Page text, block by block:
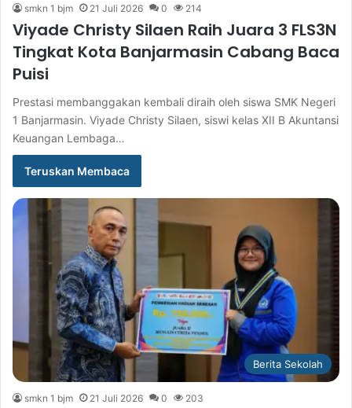
smkn 1 bjm 21 Juli 2026 0 214
Viyade Christy Silaen Raih Juara 3 FLS3N
Tingkat Kota Banjarmasin Cabang Baca
Puisi
Prestasi membanggakan kembali diraih oleh siswa SMK Negeri
1 Banjarmasin. Viyade Christy Silaen, siswi kelas XII B Akuntansi
Keuangan Lembaga…
Teruskan Membaca
Berita Sekolah
smkn 1 bjm 21 Juli 2026 0 203